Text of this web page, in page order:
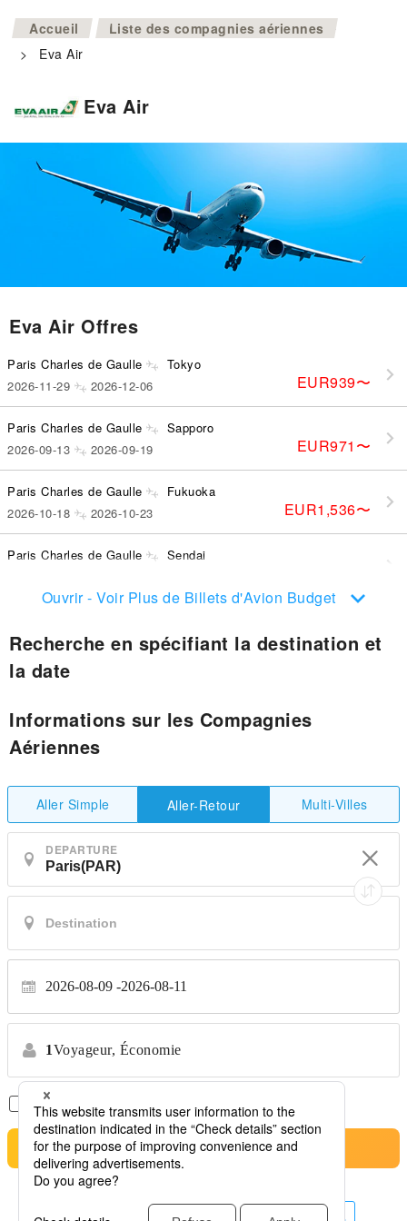
Accueil >
Liste des compagnies aériennes
>
Eva Air
Eva Air
Eva Air Offres
Paris Charles de Gaulle Tokyo
EUR939〜
2026-11-29 2026-12-06
Paris Charles de Gaulle Sapporo
EUR971 〜
2026-09-13 2026-09-19
Paris Charles de Gaulle Fukuoka
EUR1,536〜
2026-10-18 2026-10-23
Paris Charles de Gaulle Sendai
Ouvrir - Voir Plus de Billets d'Avion Budget
Recherche en spécifiant la destination et
la date
Informations sur les Compagnies
Aériennes
Aller Simple Aller-Retour Multi-Villes
DEPARTURE
2026-08-09 2026-08-11
1Voyageur, Économie
Vols Directs Uniquement *Aucun transfert
Rechercher